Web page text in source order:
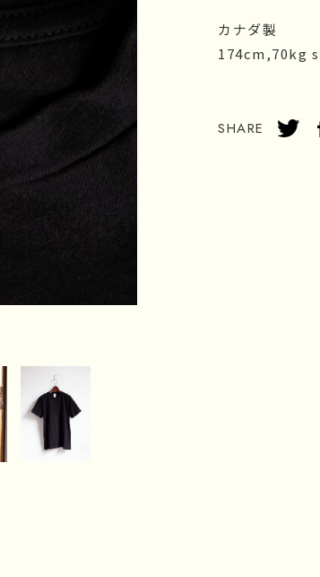
カナダ製
174cm,70kg
SHARE